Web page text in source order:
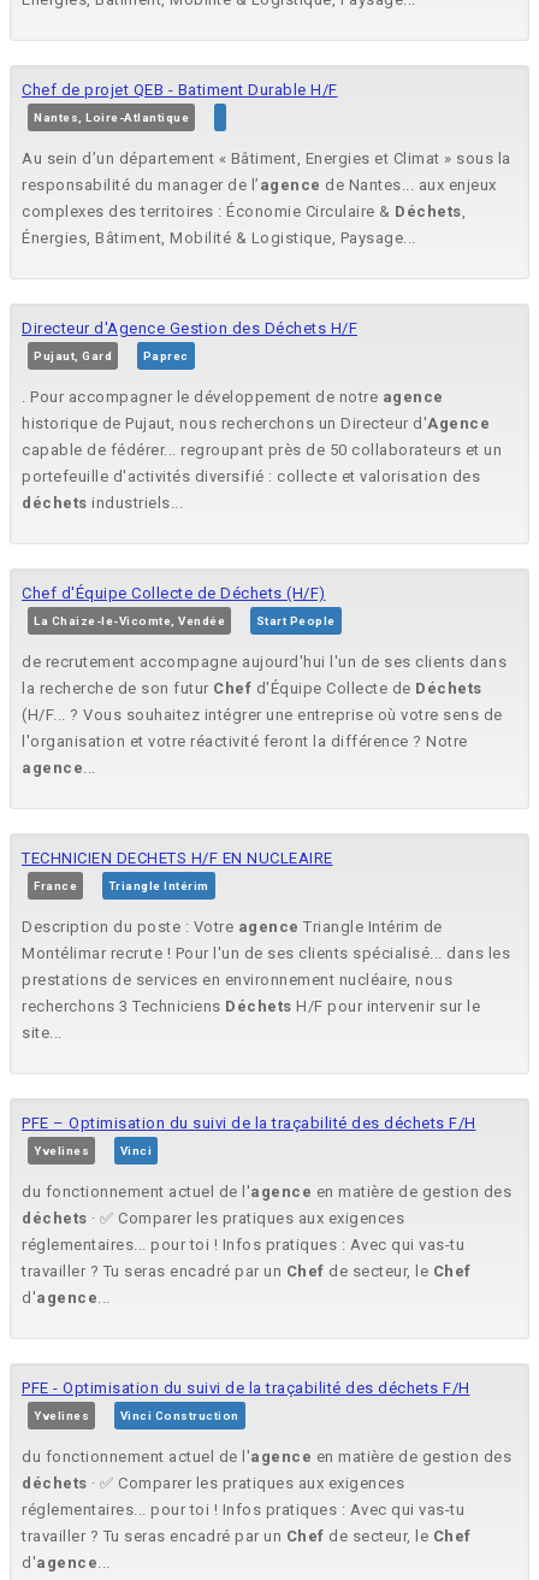
Chef de projet QEB - Batiment Durable H/F
Nantes, Loire-Atlantique
Au sein d’un département « Bâtiment, Energies et Climat » sous la
responsabilité du manager de l’ agence de Nantes... aux enjeux
complexes des territoires : Économie Circulaire & Déchets,
Énergies, Bâtiment, Mobilité & Logistique, Paysage...
Directeur d'Agence Gestion des Déchets H/F
Pujaut, Gard Paprec
. Pour accompagner le développement de notre agence
historique de Pujaut, nous recherchons un Directeur d'Agence
capable de fédérer... regroupant près de 50 collaborateurs et un
portefeuille d'activités diversifié : collecte et valorisation des
déchets industriels...
Chef d'Équipe Collecte de Déchets (H/F)
La Chaize-le-Vicomte, Vendée Start People
de recrutement accompagne aujourd'hui l'un de ses clients dans
la recherche de son futur Chef d'Équipe Collecte de Déchets
(H/F... ? Vous souhaitez intégrer une entreprise où votre sens de
l'organisation et votre réactivité feront la différence ? Notre
agence...
TECHNICIEN DECHETS H/F EN NUCLEAIRE
France Triangle Intérim
Description du poste : Votre agence Triangle Intérim de
Montélimar recrute ! Pour l'un de ses clients spécialisé... dans les
prestations de services en environnement nucléaire, nous
recherchons 3 Techniciens Déchets H/F pour intervenir sur le
site...
PFE – Optimisation du suivi de la traçabilité des déchets F/H
Yvelines Vinci
du fonctionnement actuel de l'agence en matière de gestion des
déchets · ✅ Comparer les pratiques aux exigences
réglementaires... pour toi ! Infos pratiques : Avec qui vas-tu
travailler ? Tu seras encadré par un Chef de secteur, le Chef
d'agence...
PFE - Optimisation du suivi de la traçabilité des déchets F/H
Yvelines Vinci Construction
du fonctionnement actuel de l'agence en matière de gestion des
déchets · ✅ Comparer les pratiques aux exigences
réglementaires... pour toi ! Infos pratiques : Avec qui vas-tu
travailler ? Tu seras encadré par un Chef de secteur, le Chef
d'agence...